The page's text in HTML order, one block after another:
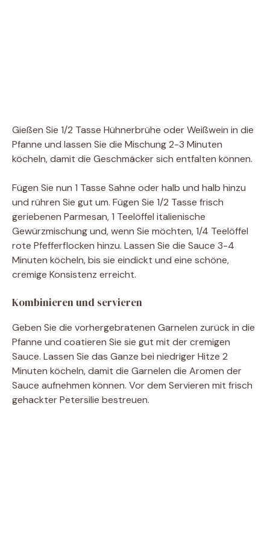
Gießen Sie 1/2 Tasse Hühnerbrühe oder Weißwein in die
Pfanne und lassen Sie die Mischung 2-3 Minuten
köcheln, damit die Geschmäcker sich entfalten können.
Fügen Sie nun 1 Tasse Sahne oder halb und halb hinzu
und rühren Sie gut um. Fügen Sie 1/2 Tasse frisch
geriebenen Parmesan, 1 Teelöffel italienische
Gewürzmischung und, wenn Sie möchten, 1/4 Teelöffel
rote Pfefferflocken hinzu. Lassen Sie die Sauce 3-4
Minuten köcheln, bis sie eindickt und eine schöne,
cremige Konsistenz erreicht.
Kombinieren und servieren
Geben Sie die vorhergebratenen Garnelen zurück in die
Pfanne und coatieren Sie sie gut mit der cremigen
Sauce. Lassen Sie das Ganze bei niedriger Hitze 2
Minuten köcheln, damit die Garnelen die Aromen der
Sauce aufnehmen können. Vor dem Servieren mit frisch
gehackter Petersilie bestreuen.